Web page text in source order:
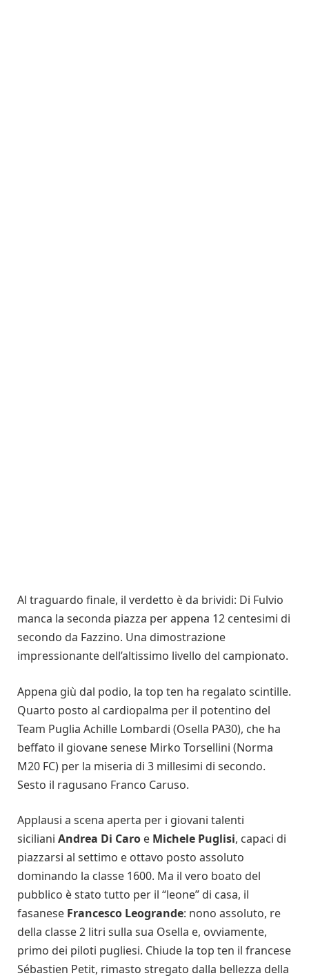
Al traguardo finale, il verdetto è da brividi: Di Fulvio
manca la seconda piazza per appena 12 centesimi di
secondo da Fazzino. Una dimostrazione
impressionante dell’altissimo livello del campionato.
Appena giù dal podio, la top ten ha regalato scintille.
Quarto posto al cardiopalma per il potentino del
Team Puglia Achille Lombardi (Osella PA30), che ha
beffato il giovane senese Mirko Torsellini (Norma
M20 FC) per la miseria di 3 millesimi di secondo.
Sesto il ragusano Franco Caruso.
Applausi a scena aperta per i giovani talenti
siciliani Andrea Di Caro e Michele Puglisi, capaci di
piazzarsi al settimo e ottavo posto assoluto
dominando la classe 1600. Ma il vero boato del
pubblico è stato tutto per il “leone” di casa, il
fasanese Francesco Leogrande: nono assoluto, re
della classe 2 litri sulla sua Osella e, ovviamente,
primo dei piloti pugliesi. Chiude la top ten il francese
Sébastien Petit, rimasto stregato dalla bellezza della